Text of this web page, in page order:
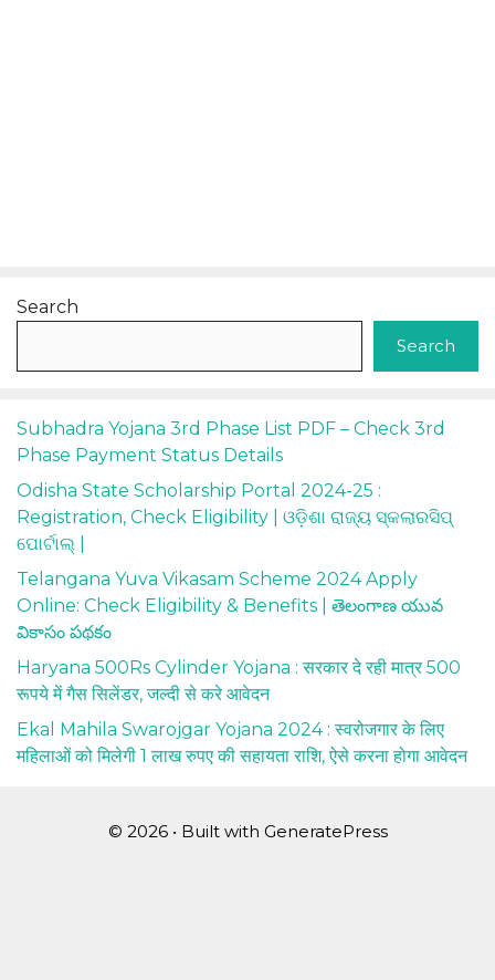
Search
Search
Subhadra Yojana 3rd Phase List PDF – Check 3rd
Phase Payment Status Details
Odisha State Scholarship Portal 2024-25 :
Registration, Check Eligibility | ଓଡ଼ିଶା ରାଜ୍ୟ ସ୍କଲାରସିପ୍
ପୋର୍ଟାଲ୍ |
Telangana Yuva Vikasam Scheme 2024 Apply
Online: Check Eligibility & Benefits | తెలంగాణ యువ
వికాసం పథకం
Haryana 500Rs Cylinder Yojana : सरकार दे रही मात्र 500
रूपये में गैस सिलेंडर, जल्दी से करे आवेदन
Ekal Mahila Swarojgar Yojana 2024 : स्वरोजगार के लिए
महिलाओं को मिलेगी 1 लाख रुपए की सहायता राशि, ऐसे करना होगा आवेदन
© 2026 • Built with GeneratePress